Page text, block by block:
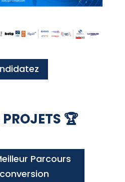
🏆
Parcours